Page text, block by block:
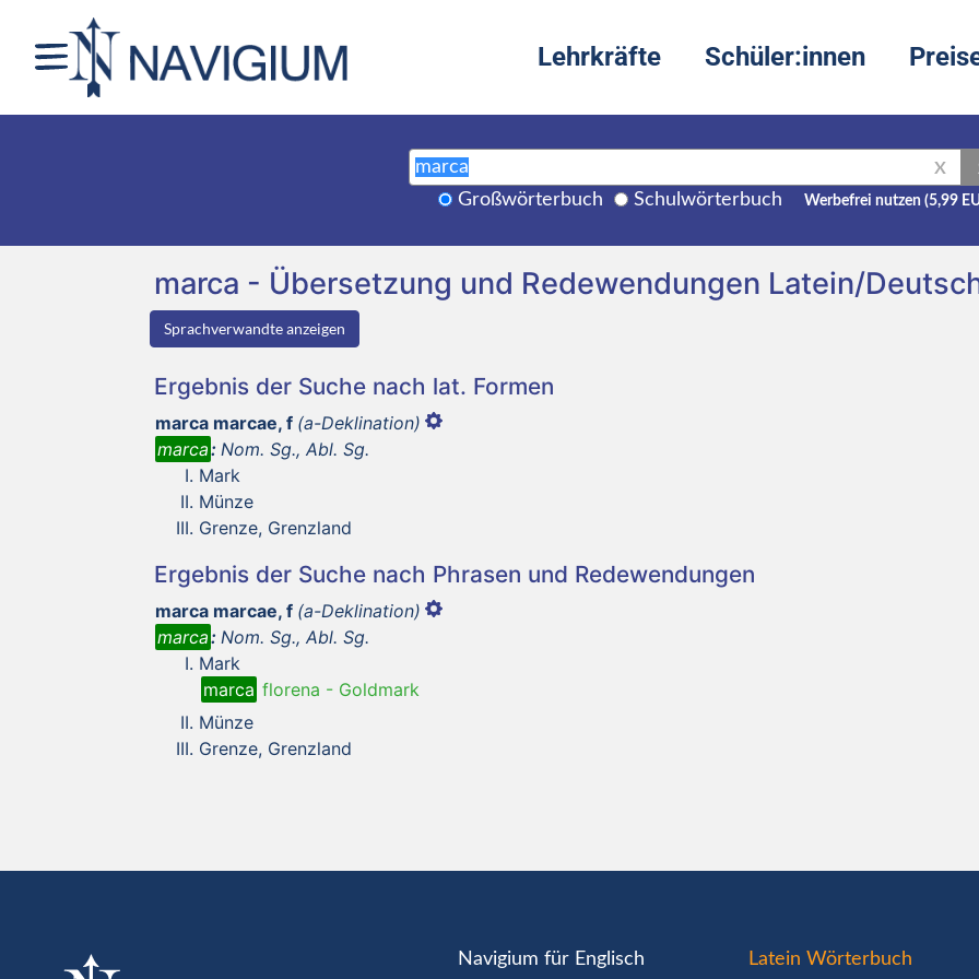
Lehrkräfte Schüler:innen
X
Großwörterbuch Schulwörterbuch Werbefrei nutzen (5,99
marca - Übersetzung und Redewendungen Latein/
Sprachverwandte anzeigen
Ergebnis der Suche nach lat. Formen
marca marcae, f (a-Deklination)
marca: Nom. Sg., Abl. Sg.
Mark
Münze
Grenze, Grenzland
Ergebnis der Suche nach Phrasen und Redewendungen
marca marcae, f (a-Deklination)
marca: Nom. Sg., Abl. Sg.
Mark
marca florena - Goldmark
Münze
Grenze, Grenzland
Navigium für Englisch Latein Wörterbuch